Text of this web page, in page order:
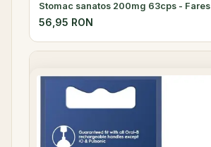
Stomac sanatos 200mg 63cps - Fares
56,95 RON